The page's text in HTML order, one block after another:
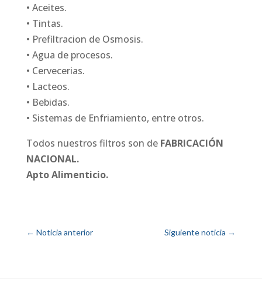
• Aceites.
• Tintas.
• Prefiltracion de Osmosis.
• Agua de procesos.
• Cervecerias.
• Lacteos.
• Bebidas.
• Sistemas de Enfriamiento, entre otros.
Todos nuestros filtros son de FABRICACIÓN
NACIONAL.
Apto Alimenticio.
←Noticia anterior Siguiente noticia →